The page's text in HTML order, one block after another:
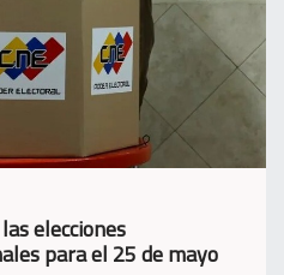
elecciones
para el 25 de mayo